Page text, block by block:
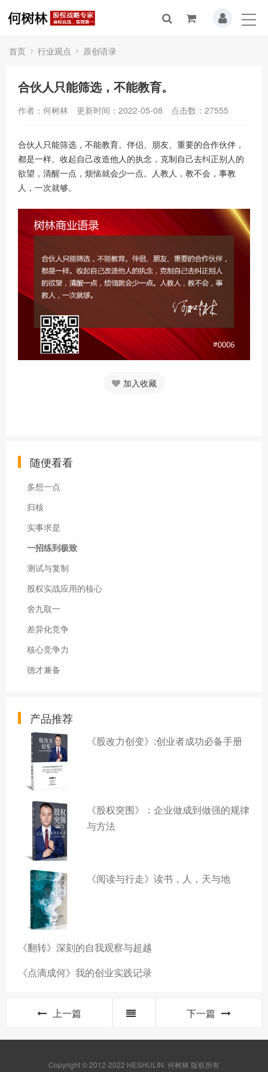
首页 行业观点 原创语录
合伙人只能筛选，不能教育。
作者：何树林 更新时间：2022-05-08 点击数： 27555
合伙人只能筛选，不能教育。伴侣、朋友、重要的合作伙伴，
都是一样。收起自己改造他人的执念，克制自己去纠正别人的
欲望，清醒一点，烦恼就会少一点。人教人，教不会，事教
人，一次就够。
加入收藏
随便看看
多想一点
归核
实事求是
一招练到极致
测试与复制
股权实战应用的核心
舍九取一
差异化竞争
核心竞争力
德才兼备
产品推荐
《股改力创变》:创业者成功必备手册
《股权突围》：企业做成到做强的规律
与方法
《阅读与行走》读书，人，天与地
《翻转》深刻的自我观察与超越
《点滴成何》我的创业实践记录
上一篇 下一篇
Copyright © 2012-2022 HESHULIN. 何树林 版权所有